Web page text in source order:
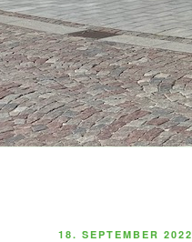
VERÖFFENTLICHT
18. SEPTEMBER 2022